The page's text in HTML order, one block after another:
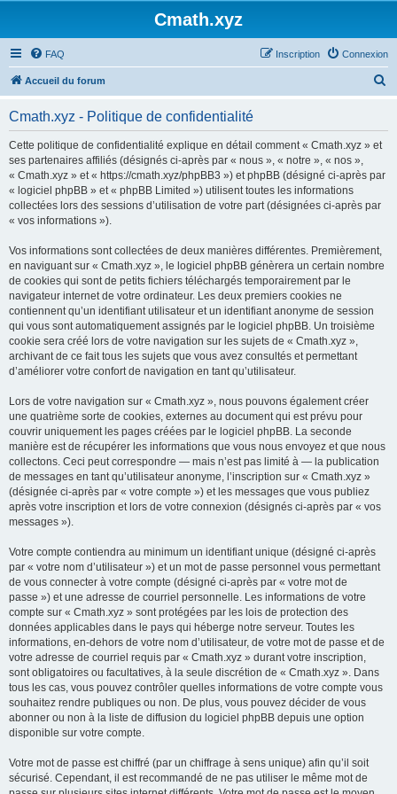
Cmath.xyz
FAQ Connexion
Inscription
Accueil du forum
Cmath.xyz - Politique de confidentialité
Cette politique de confidentialité explique en détail comment « Cmath.xyz » et
ses partenaires affiliés (désignés ci-après par « nous », « notre », « nos »,
« Cmath.xyz » et « https://cmath.xyz/phpBB3 ») et phpBB (désigné ci-après par
« logiciel phpBB » et « phpBB Limited ») utilisent toutes les informations
collectées lors des sessions d’utilisation de votre part (désignées ci-après par
« vos informations »).
Vos informations sont collectées de deux manières différentes. Premièrement,
en naviguant sur « Cmath.xyz », le logiciel phpBB génèrera un certain nombre
de cookies qui sont de petits fichiers téléchargés temporairement par le
navigateur internet de votre ordinateur. Les deux premiers cookies ne
contiennent qu’un identifiant utilisateur et un identifiant anonyme de session
qui vous sont automatiquement assignés par le logiciel phpBB. Un troisième
cookie sera créé lors de votre navigation sur les sujets de « Cmath.xyz »,
archivant de ce fait tous les sujets que vous avez consultés et permettant
d’améliorer votre confort de navigation en tant qu’utilisateur.
Lors de votre navigation sur « Cmath.xyz », nous pouvons également créer
une quatrième sorte de cookies, externes au document qui est prévu pour
couvrir uniquement les pages créées par le logiciel phpBB. La seconde
manière est de récupérer les informations que vous nous envoyez et que nous
collectons. Ceci peut correspondre — mais n’est pas limité à — la publication
de messages en tant qu’utilisateur anonyme, l’inscription sur « Cmath.xyz »
(désignée ci-après par « votre compte ») et les messages que vous publiez
après votre inscription et lors de votre connexion (désignés ci-après par « vos
messages »).
Votre compte contiendra au minimum un identifiant unique (désigné ci-après
par « votre nom d’utilisateur ») et un mot de passe personnel vous permettant
de vous connecter à votre compte (désigné ci-après par « votre mot de
passe ») et une adresse de courriel personnelle. Les informations de votre
compte sur « Cmath.xyz » sont protégées par les lois de protection des
données applicables dans le pays qui héberge notre serveur. Toutes les
informations, en-dehors de votre nom d’utilisateur, de votre mot de passe et de
votre adresse de courriel requis par « Cmath.xyz » durant votre inscription,
sont obligatoires ou facultatives, à la seule discrétion de « Cmath.xyz ». Dans
tous les cas, vous pouvez contrôler quelles informations de votre compte vous
souhaitez rendre publiques ou non. De plus, vous pouvez décider de vous
abonner ou non à la liste de diffusion du logiciel phpBB depuis une option
disponible sur votre compte.
Votre mot de passe est chiffré (par un chiffrage à sens unique) afin qu’il soit
sécurisé. Cependant, il est recommandé de ne pas utiliser le même mot de